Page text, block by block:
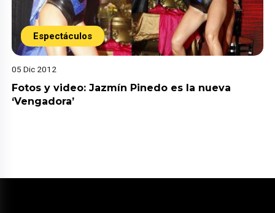
Espectáculos
05 Dic 2012
Fotos y video: Jazmín Pinedo es la nueva
‘Vengadora’